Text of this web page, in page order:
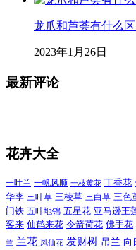
龙爪和芦荟有什么区
2023年1月26日
最新评论
花卉大全
一叶兰 一帆风顺 一枝黄花 丁香花
华李 三叶草 三棱草 三白草 三色
门铁 五叶地锦 五星花 亚马逊王
客来 仙鹤来花 令箭荷花 佛手花
兰 兰花 凤仙花 发财树 吊兰 向